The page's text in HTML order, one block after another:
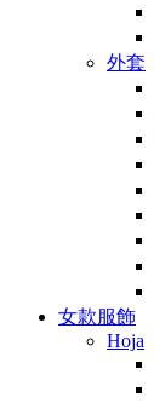
外套
女款服飾
Hoja